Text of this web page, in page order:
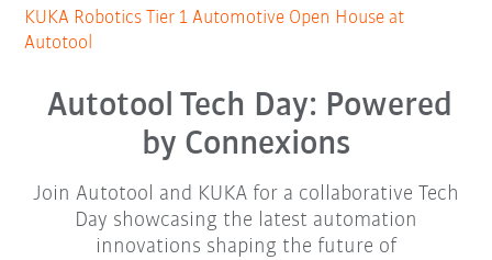
KUKA Robotics Tier 1 Automotive Open House at
Autotool
Autotool Tech Day: Powered
by Connexions
Join Autotool and KUKA for a collaborative Tech
Day showcasing the latest automation
innovations shaping the future of